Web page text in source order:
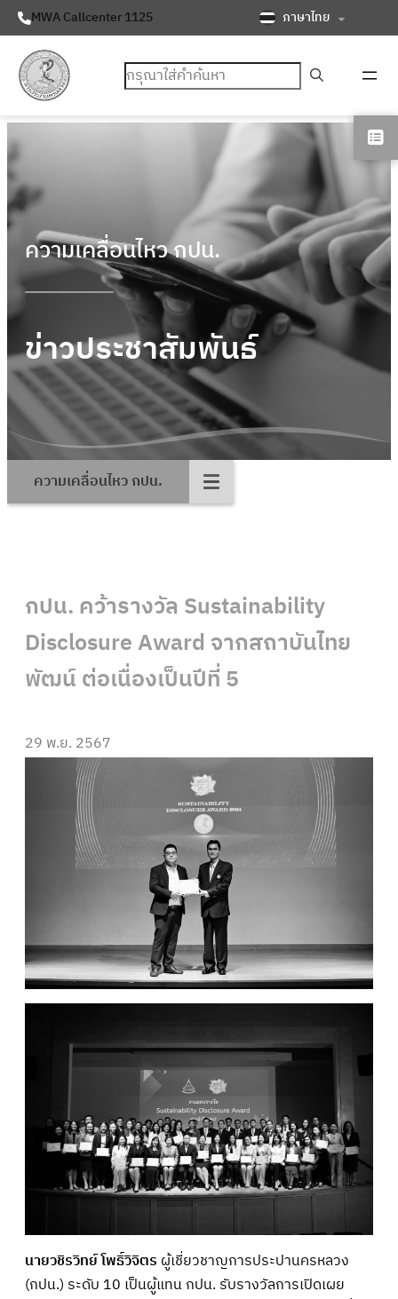
MWA Callcenter 1125 ภาษาไทย
ค้นหา
ความเคลื่อนไหว กปน.
ข่าวประชาสัมพันธ์
ความเคลื่อนไหว กปน.
กปน. คว้ารางวัล Sustainability
Disclosure Award จากสถาบันไทย
พัฒน์ ต่อเนื่องเป็นปีที่ 5
29 พ.ย. 2567
นายวชิรวิทย์ โพธิ์วิจิตร ผู้เชี่ยวชาญการประปานครหลวง
(กปน.) ระดับ 10 เป็นผู้แทน กปน. รับรางวัลการเปิดเผย